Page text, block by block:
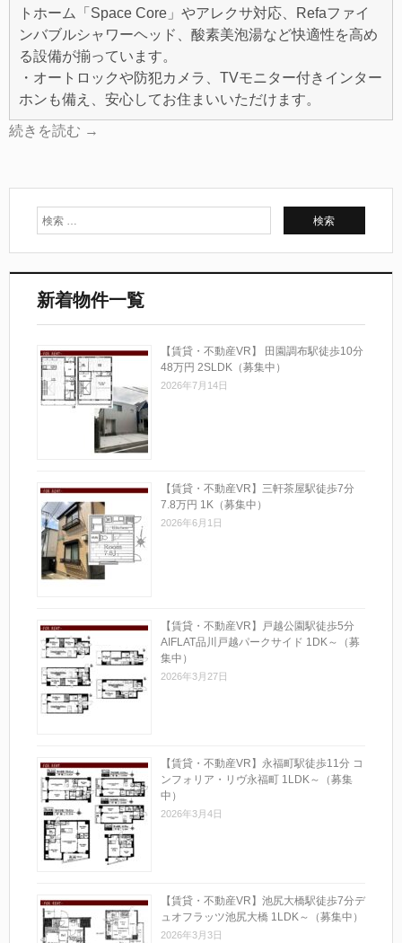
トホーム「Space Core」やアレクサ対応、Refaファイ
ンバブルシャワーヘッド、酸素美泡湯など快適性を高め
る設備が揃っています。
・オートロックや防犯カメラ、TVモニター付きインター
ホンも備え、安心してお住まいいただけます。
続きを読む →
新着物件一覧
【賃貸・不動産VR】 田園調布駅徒歩10分
48万円 2SLDK（募集中）
2026年7月14日
【賃貸・不動産VR】三軒茶屋駅徒歩7分
7.8万円 1K（募集中）
2026年6月1日
【賃貸・不動産VR】戸越公園駅徒歩5分
AIFLAT品川戸越パークサイド 1DK～（募
集中）
2026年3月27日
【賃貸・不動産VR】永福町駅徒歩11分 コ
ンフォリア・リヴ永福町 1LDK～（募集
中）
2026年3月4日
【賃貸・不動産VR】池尻大橋駅徒歩7分デ
ュオフラッツ池尻大橋 1LDK～（募集中）
2026年3月3日